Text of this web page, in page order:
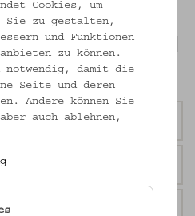
FRAGEN ZUM
WIEN
Museum"?
des Volkskundemuseum
Cookies, um
zu gestalten,
und Funktionen
zu können.
notwendig, damit die
Seite und deren
Andere können Sie
auch ablehnen,